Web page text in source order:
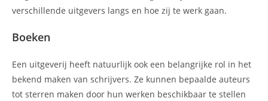
verschillende uitgevers langs en hoe zij te werk gaan.
Boeken
Een uitgeverij heeft natuurlijk ook een belangrijke rol in het
bekend maken van schrijvers. Ze kunnen bepaalde auteurs
tot sterren maken door hun werken beschikbaar te stellen